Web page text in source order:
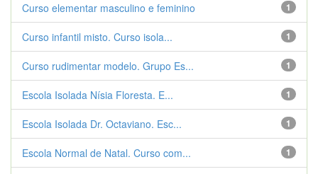
1
Curso elementar masculino e feminino
1
Curso infantil misto. Curso isola...
1
Curso rudimentar modelo. Grupo Es...
1
Escola Isolada Nísia Floresta. E...
1
Escola Isolada Dr. Octaviano. Esc...
1
Escola Normal de Natal. Curso com...